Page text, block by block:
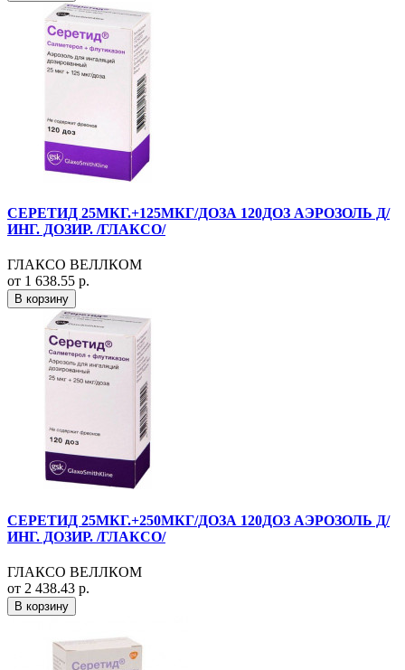
СЕРЕТИД 25МКГ.+125МКГ/ДОЗА 120ДОЗ АЭРОЗОЛЬ Д/
ИНГ. ДОЗИР. /ГЛАКСО/
ГЛАКСО ВЕЛЛКОМ
от 1 638.55 р.
В корзину
СЕРЕТИД 25МКГ.+250МКГ/ДОЗА 120ДОЗ АЭРОЗОЛЬ Д/
ИНГ. ДОЗИР. /ГЛАКСО/
ГЛАКСО ВЕЛЛКОМ
от 2 438.43 р.
В корзину